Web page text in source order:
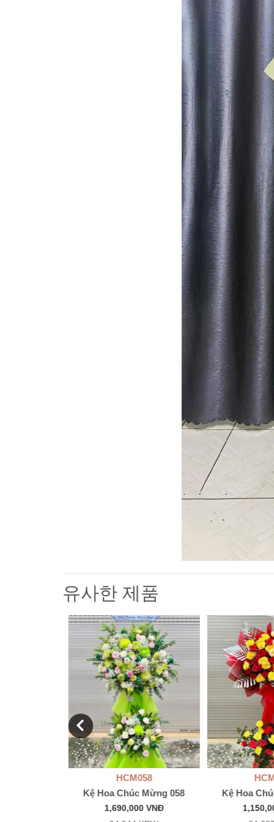
유사한 제품
HCM058
Kệ Hoa Chúc Mừng 058
1,690,000 VNĐ
Kệ Hoa